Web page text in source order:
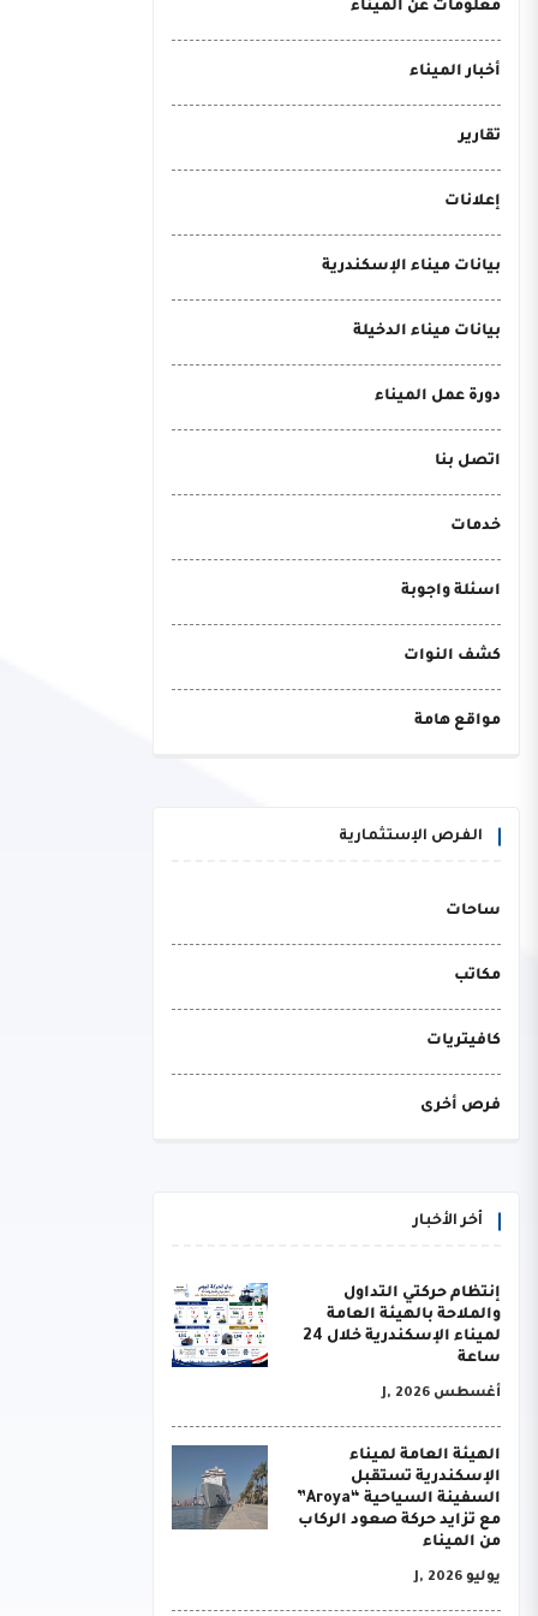
معلومات عن الميناء
أخبار الميناء
تقارير
إعلانات
بيانات ميناء الإسكندرية
بيانات ميناء الدخيلة
دورة عمل الميناء
اتصل بنا
خدمات
اسئلة واجوبة
كشف النوات
مواقع هامة
الفرص الإستثمارية
ساحات
مكاتب
كافيتريات
فرص أخرى
أخر الأخبار
إنتظام حركتي التداول
والملاحة بالهيئة العامة
لميناء الإسكندرية خلال 24
ساعة
أغسطس J, 2026
الهيئة العامة لميناء
الإسكندرية تستقبل
السفينة السياحية “Aroya”
مع تزايد حركة صعود الركاب
من الميناء
يوليو J, 2026